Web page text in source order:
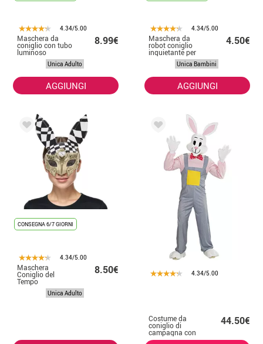
4.34/5.00
Maschera da
coniglio con tubo
luminoso
8.99€
Unica Adulto
AGGIUNGI
4.34/5.00
Maschera da
robot coniglio
inquietante per
bambini
4.50€
Unica Bambini
AGGIUNGI
CONSEGNA 6/7 GIORNI
4.34/5.00
Maschera
Coniglio del
Tempo
8.50€
Unica Adulto
4.34/5.00
Costume da
coniglio di
campagna con
guanti da uomo
44.50€